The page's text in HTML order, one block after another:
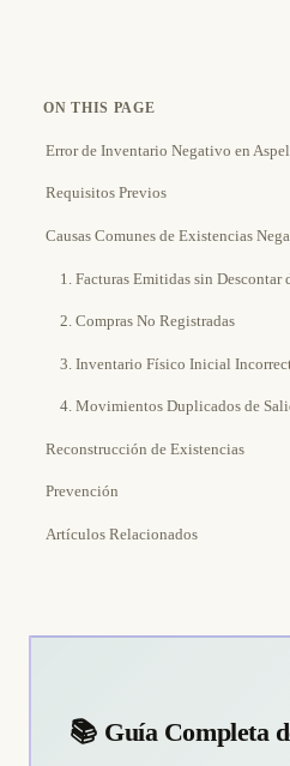
ON THIS PAGE
Error de Inventario Negativo en
Requisitos Previos
Causas Comunes de Existencias
1. Facturas Emitidas sin Descontar
2. Compras No Registradas
3. Inventario Físico Inicial
4. Movimientos Duplicados de
Reconstrucción de Existencias
Prevención
Artículos Relacionados
📚 Guía Completa